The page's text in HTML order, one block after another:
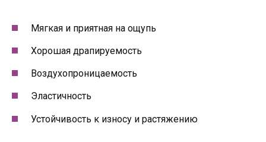
Мягкая и приятная на ощупь
Хорошая драпируемость
Воздухопроницаемость
Эластичность
Устойчивость к износу и растяжению